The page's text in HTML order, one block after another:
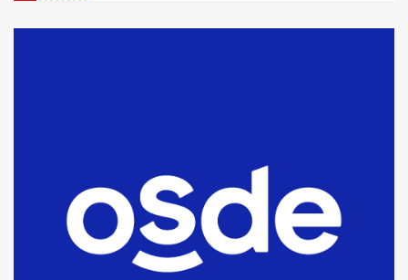
fueron detenidos por
comercialización de drogas en la
tarde del sábado
T.Lauquen: se vendió el edificio de
lo que fue la planta Industrial del